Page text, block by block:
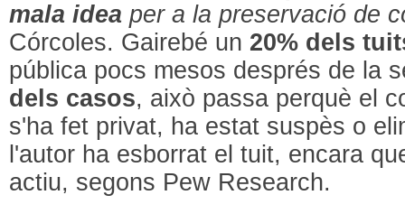
mala idea per a la preservació de
Córcoles. Gairebé un 20% dels
pública pocs mesos després de la
dels casos, això passa perquè el
s'ha fet privat, ha estat suspès o
l'autor ha esborrat el tuit, encara
actiu, segons Pew Research.